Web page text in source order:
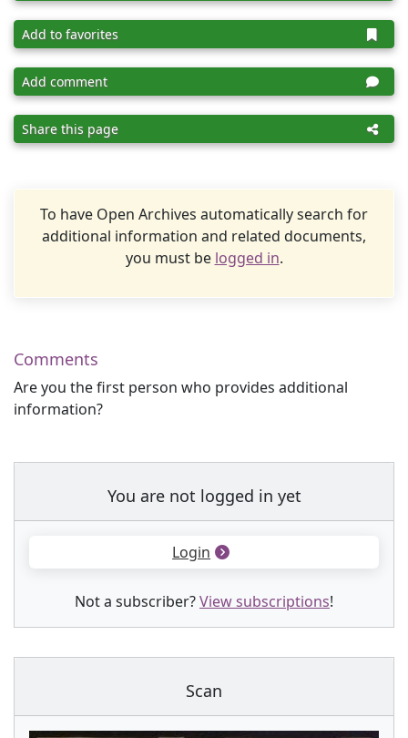
Add to favorites
Add comment
Share this page
To have Open Archives automatically search for
additional information and related documents,
you must be logged in.
Comments
Are you the first person who provides additional
information?
You are not logged in yet
Login
Not a subscriber?View subscriptions!
Scan